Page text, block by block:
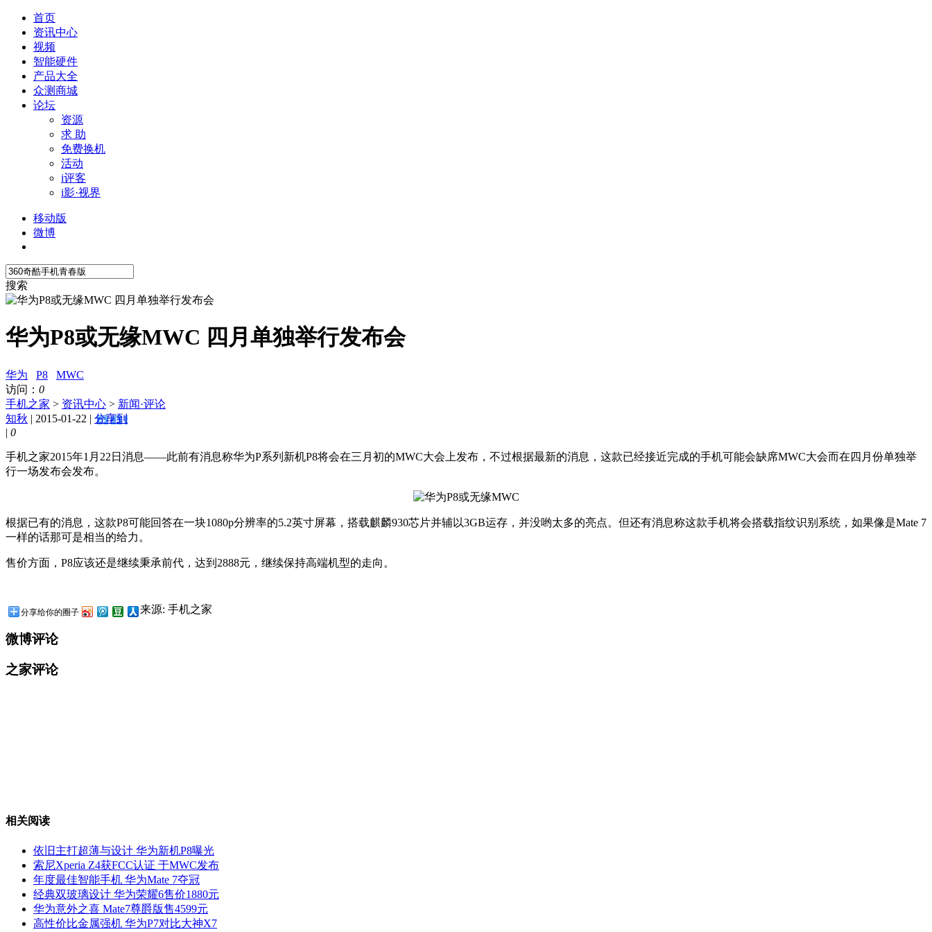
首页
资讯中心
视频
智能硬件
产品大全
众测商城
论坛
资源
求 助
免费换机
活动
i评客
i影·视界
移动版
微博
搜索
华为P8或无缘MWC 四月单独举行发布会
华为 P8
MWC
访问： 0
手机之家 > 资讯中心 > 新闻·评论
知秋 | 2015-01-22 | 分享到
| 0
手机之家2015年1月22日消息——此前有消息称华为P系列新机P8将会在三月初的MWC大会上发布，不过根据最新的消息，这款已经接近完成的手机可能会缺席MWC大会而在四月份单独举
行一场发布会发布。
根据已有的消息，这款P8可能回答在一块1080p分辨率的5.2英寸屏幕，搭载麒麟930芯片并辅以3GB运存，并没哟太多的亮点。但还有消息称这款手机将会搭载指纹识别系统，如果像是Mate 7
一样的话那可是相当的给力。
售价方面，P8应该还是继续秉承前代，达到2888元，继续保持高端机型的走向。
分享给你的圈子 来源: 手机之家
微博评论
之家评论
相关阅读
依旧主打超薄与设计 华为新机P8曝光
索尼Xperia Z4获FCC认证 于MWC发布
年度最佳智能手机 华为Mate 7夺冠
经典双玻璃设计 华为荣耀6售价1880元
华为意外之喜 Mate7尊爵版售4599元
高性价比金属强机 华为P7对比大神X7